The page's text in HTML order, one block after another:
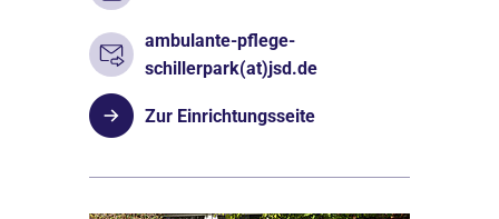
ambulante-pflege-
schillerpark(at)jsd.de
Zur Einrichtungsseite